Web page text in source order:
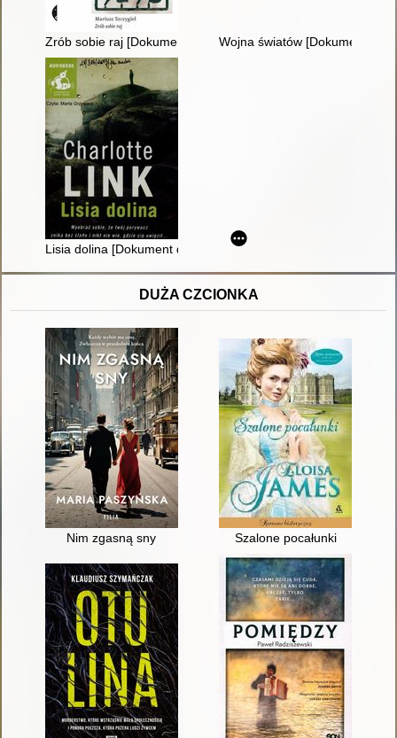
Zrób sobie raj [Dokument dźwiękowy]Wojna światów [Dokument
Lisia dolina [Dokument dźwiękowy]
DUŻA CZCIONKA
Nim zgasną sny Szalone pocałunki